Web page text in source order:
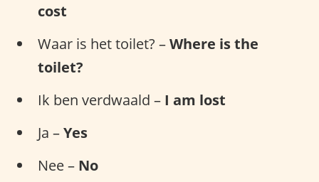
cost
Waar is het toilet? –Where is the
toilet?
Ik ben verdwaald – I am lost
Ja –Yes
Nee – No